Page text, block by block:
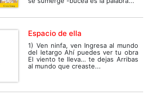
Espacio de ella
1) Ven ninfa, ven Ingresa al mundo
del letargo Ahí puedes ver tu obra
El viento te lleva… te dejas Arribas
al mundo que creaste...